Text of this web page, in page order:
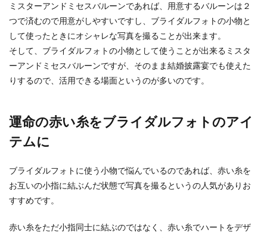
ミスターアンドミセスバルーンであれば、用意するバルーンは２
つで済むので用意がしやすいですし、ブライダルフォトの小物と
して使ったときにオシャレな写真を撮ることが出来ます。
そして、ブライダルフォトの小物として使うことが出来るミスタ
ーアンドミセスバルーンですが、そのまま結婚披露宴でも使えた
りするので、活用できる場面というのが多いのです。
運命の赤い糸をブライダルフォトのアイ
テムに
ブライダルフォトに使う小物で悩んでいるのであれば、赤い糸を
お互いの小指に結ぶんだ状態で写真を撮るというの人気がありお
すすめです。
赤い糸をただ小指同士に結ぶのではなく、赤い糸でハートをデザ